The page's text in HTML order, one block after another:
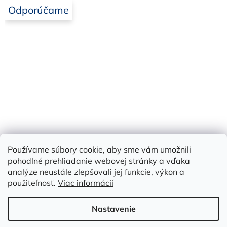
Používame súbory cookie, aby sme vám umožnili
pohodlné prehliadanie webovej stránky a vďaka
analýze neustále zlepšovali jej funkcie, výkon a
použiteľnosť. Viac informácií
Nastavenie
Odporúčame
Bielbet
Vytvoril Shoptet